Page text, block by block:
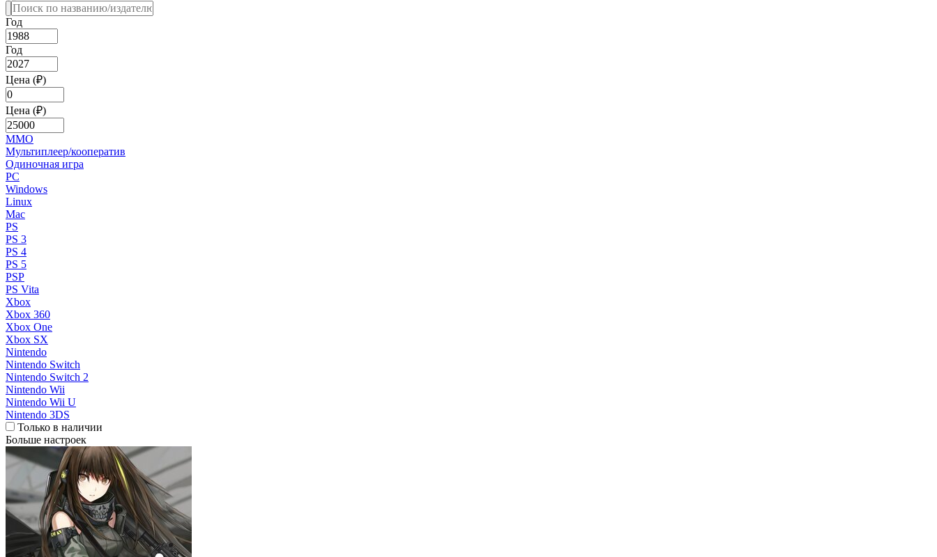
Год
Год
Цена (₽)
Цена (₽)
MMO
Мультиплеер/кооператив
Одиночная игра
PC
Windows
Linux
Mac
PS
PS 3
PS 4
PS 5
PSP
PS Vita
Xbox
Xbox 360
Xbox One
Xbox SX
Nintendo
Nintendo Switch
Nintendo Switch 2
Nintendo Wii
Nintendo Wii U
Nintendo 3DS
Только в наличии
Больше настроек